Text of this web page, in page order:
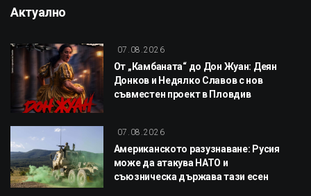
Актуално
07.08.2026
От „Камбаната“ до Дон Жуан: Деян
Донков и Недялко Славов с нов
съвместен проект в Пловдив
07.08.2026
Американското разузнаване: Русия
може да атакува НАТО и
съюзническа държава тази есен